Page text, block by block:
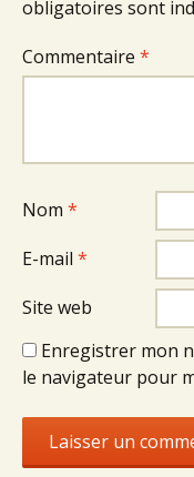
obligatoires sont
Commentaire *
Nom *
E-mail *
Site web
Enregistrer mon
le navigateur pour